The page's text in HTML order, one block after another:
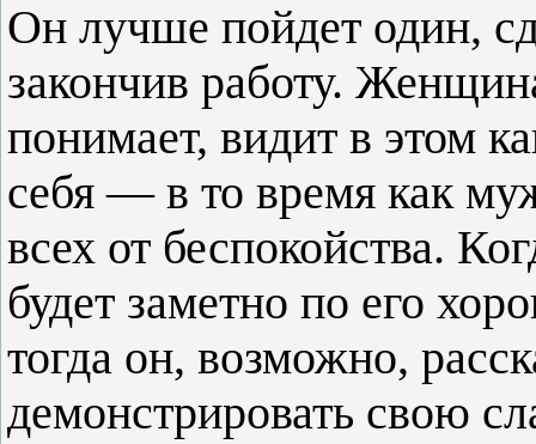
Он лучше пойдет один,
закончив работу.
понимает, видит в этом
себя — в то время как
всех от беспокойства.
будет заметно по его
тогда он, возможно,
демонстрировать свою